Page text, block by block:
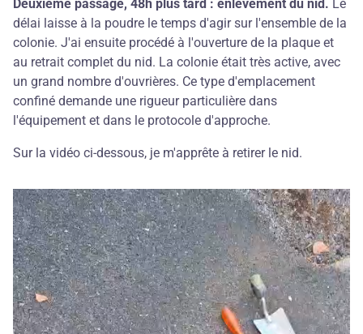
Deuxième passage, 48h plus tard : enlèvement du nid. Le
délai laisse à la poudre le temps d'agir sur l'ensemble de la
colonie. J'ai ensuite procédé à l'ouverture de la plaque et
au retrait complet du nid. La colonie était très active, avec
un grand nombre d'ouvrières. Ce type d'emplacement
confiné demande une rigueur particulière dans
l'équipement et dans le protocole d'approche.
Sur la vidéo ci-dessous, je m'apprête à retirer le nid.